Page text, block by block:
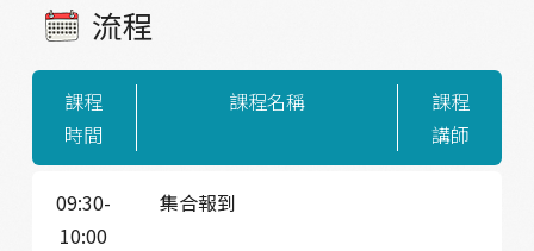
流程
課程
時間
課程名稱
課程
講師
09:30-
10:00
集合報到